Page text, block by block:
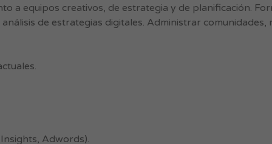
a equipos creativos, de estrategia y de planificación.
de estrategias digitales. Administrar comunidades,
Adwords).